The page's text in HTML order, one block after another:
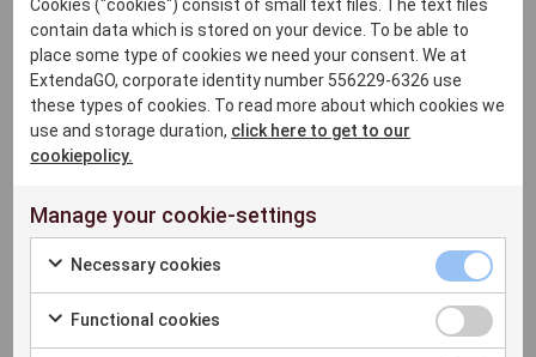
Slik fungerer det
Bestillingene vises i sanntid når de kommer
inn fra servitørene, nettbaserte
selvbetjeningsstasjoner.
De organiseres slik at første bestilling
håndteres først, samtidig som det tas
hensyn til faste hentetider. En fargekodet
Cookies ("cookies") consist of small text files. The text files
contain data which is stored on your device. To be able to
place some type of cookies we need your consent. We at
ExtendaGO, corporate identity number 556229-6326 use
these types of cookies. To read more about which cookies we
use and storage duration, click here to get to our
cookiepolicy.
Manage your cookie-settings
Necessary cookies
Functional cookies